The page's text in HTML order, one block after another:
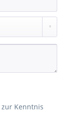
zur Kenntnis